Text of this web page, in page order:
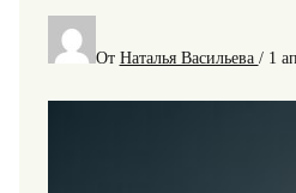
От Наталья Васильева / 1